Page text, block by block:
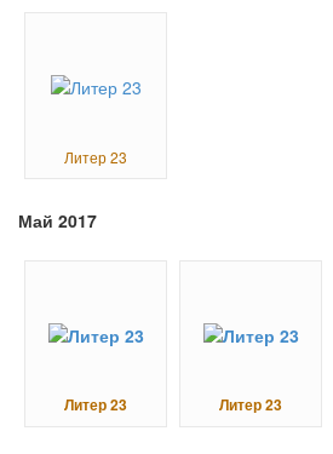
Литер 23
Май 2017
Литер 23 Литер 23